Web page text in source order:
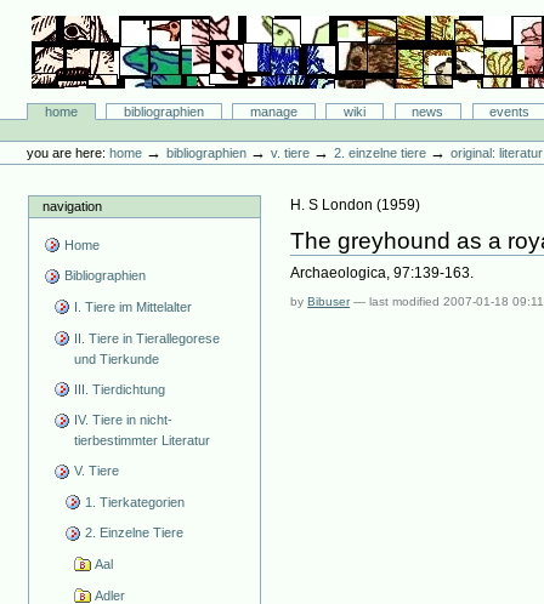
content.
navigation
Bibliographie-Portal
Sectionshome bibliographien manage wiki news
events
tools
you are here: home →bibliographien →v. tiere →2. einzelne tiere →original:
navigation
Home
Bibliographien
I. Tiere im Mittelalter
II. Tiere in Tierallegorese
und Tierkunde
III. Tierdichtung
IV. Tiere in nicht-
tierbestimmter Literatur
V. Tiere
1. Tierkategorien
2. Einzelne Tiere
Aal
Adler
H. S London (1959)
The greyhound as a
Archaeologica, 97:139-163.
byBibuser —last modified2007-01-18 09:11